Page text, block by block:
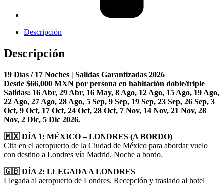
Descripción
Descripción
19 Días / 17 Noches | Salidas Garantizadas 2026
Desde $66,000 MXN por persona en habitación doble/triple
Salidas: 16 Abr, 29 Abr, 16 May, 8 Ago, 12 Ago, 15 Ago, 19 Ago,
22 Ago, 27 Ago, 28 Ago, 5 Sep, 9 Sep, 19 Sep, 23 Sep, 26 Sep, 3
Oct, 9 Oct, 17 Oct, 24 Oct, 28 Oct, 7 Nov, 14 Nov, 21 Nov, 28
Nov, 2 Dic, 5 Dic 2026.
🇲🇽 DÍA 1: MÉXICO – LONDRES (A BORDO)
Cita en el aeropuerto de la Ciudad de México para abordar vuelo
con destino a Londres vía Madrid. Noche a bordo.
🇬🇧 DÍA 2: LLEGADA A LONDRES
Llegada al aeropuerto de Londres. Recepción y traslado al hotel